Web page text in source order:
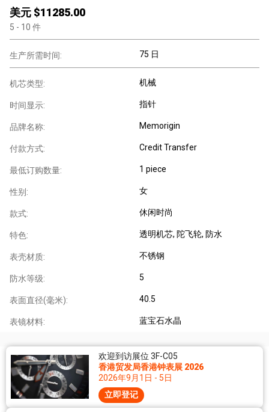
美元 $11285.00
5 - 10 件
生产所需时间: 75 日
机芯类型: 机械
时间显示: 指针
品牌名称: Memorigin
付款方式: Credit Transfer
最低订购数量: 1 piece
性别: 女
款式: 休闲时尚
特色: 透明机芯, 陀飞轮, 防水
表壳材质: 不锈钢
防水等级: 5
表面直径(毫米): 40.5
表镜材料: 蓝宝石水晶
欢迎到访展位 3F-C05
香港贸发局香港钟表展 2026
2026年9月1日 - 5日
立即登记